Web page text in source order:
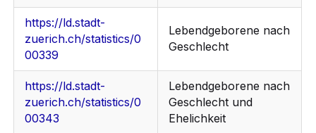
https://ld.stadt-
zuerich.ch/statistics/0
00339
Lebendgeborene nach
Geschlecht
https://ld.stadt-
zuerich.ch/statistics/0
00343
Lebendgeborene nach
Geschlecht und
Ehelichkeit